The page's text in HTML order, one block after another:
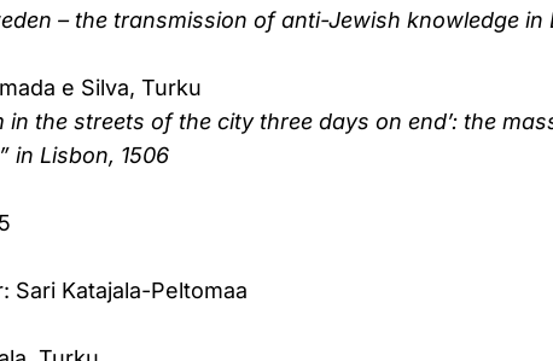
– the transmission of anti-Jewish knowledge in
e Silva, Turku
in the streets of the city three days on end’: the
in Lisbon, 1506
Sari Katajala-Peltomaa